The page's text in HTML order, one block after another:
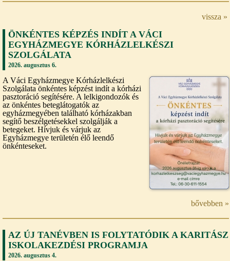
vissza »
ÖNKÉNTES KÉPZÉS INDÍT A VÁCI
EGYHÁZMEGYE KÓRHÁZLELKÉSZI
SZOLGÁLATA
2026. augusztus 6.
A Váci Egyházmegye Kórházlelkészi
Szolgálata önkéntes képzést indít a kórházi
pasztoráció segítésére. A lelkigondozók és
az önkéntes beteglátogatók az
egyházmegyében található kórházakban
segítő beszélgetésekkel szolgálják a
betegeket. Hívjuk és várjuk az
Egyházmegye területén élő leendő
önkénteseket.
bővebben »
AZ ÚJ TANÉVBEN IS FOLYTATÓDIK A KARITÁSZ
ISKOLAKEZDÉSI PROGRAMJA
2026. augusztus 4.